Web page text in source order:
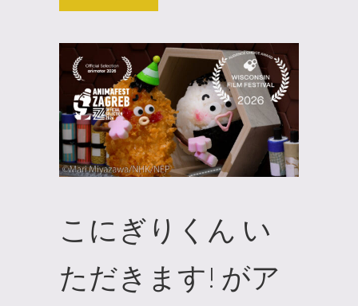
こにぎりくん い
ただきます! がア